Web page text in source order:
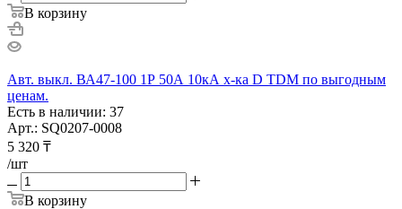
В корзину
Авт. выкл. ВА47-100 1Р 50А 10кА х-ка D TDM по выгодным
ценам.
Есть в наличии: 37
Арт.: SQ0207-0008
5 320 ₸
/шт
В корзину